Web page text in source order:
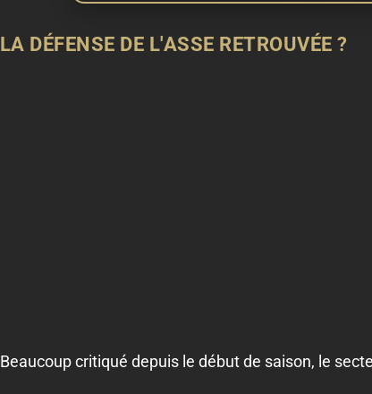
LA DÉFENSE DE L'ASSE RETROUVÉE ?
Beaucoup critiqué depuis le début de saison, le